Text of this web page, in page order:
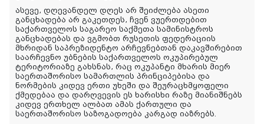
ასევე, დღევანდელ დღეს არ შეიძლება ასეთი
განცხადება არ გაკეთდეს, ჩვენ ვუერთდებით
საქართველოს საგარეო საქმეთა სამინისტროს
განცხადებას და ვგმობთ რუსეთის ფედერაციის
მხრიდან საპრეზიდენტო არჩევნებთან დაკავშირებით
საარჩევნო უბნების საქართველოს ოკუპირებულ
ტერიტორიაზე გახსნას, რაც ოკუპანტი მხარის მიერ
საერთაშორისო სამართლის პრინციპებისა და
ნორმების კიდევ ერთი უხეში და შეურაცხმყოფელი
ქმედებაა და დარღვევის ეს ხარისხი რაზე მიანიშნებს
კიდევ ერთხელ ალბათ ამას ქართული და
საერთაშორისო საზოგადოება კარგად იაზრებს.